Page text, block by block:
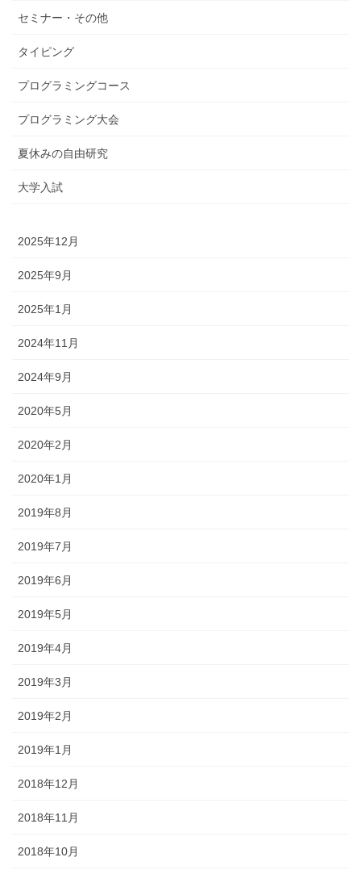
セミナー・その他
タイピング
プログラミングコース
プログラミング大会
夏休みの自由研究
大学入試
2025年12月
2025年9月
2025年1月
2024年11月
2024年9月
2020年5月
2020年2月
2020年1月
2019年8月
2019年7月
2019年6月
2019年5月
2019年4月
2019年3月
2019年2月
2019年1月
2018年12月
2018年11月
2018年10月